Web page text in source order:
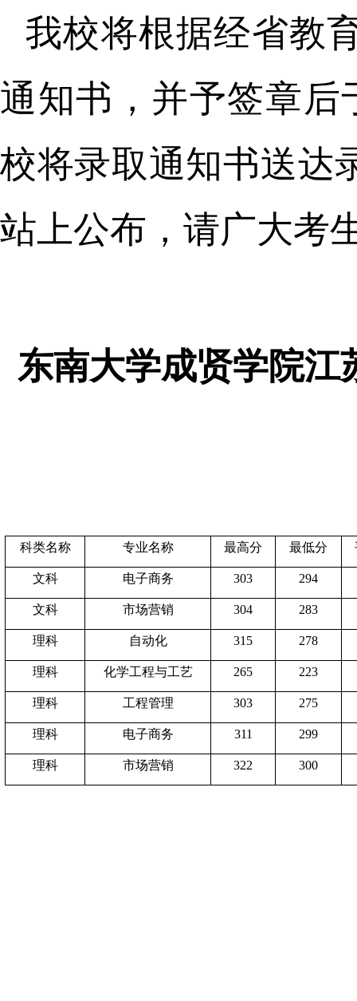
我校将根据经省教
通知书，并予签章后
校将录取通知书送达
站上公布，请广大考
东南大学成贤学院江
科类名称 专业名称 最高分 最低分
文科 电子商务 303 294
文科 市场营销 304 283
理科 自动化 315 278
理科 化学工程与工艺 265 223
理科 工程管理 303 275
理科 电子商务 311 299
理科 市场营销 322 300